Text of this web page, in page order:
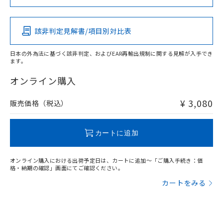
Pb Hg Cd Cr(VI)
O
在庫等で未対応品が混在する可能性があります。
問い合わせください。
該非判定見解書/項目別対比表
日本の外為法に基づく該非判定、およびEAR再輸出規制に関する見解が入手でき
ます。
オンライン購入
販売価格（税込） ¥ 3,080
カートに追加
オンライン購入における出荷予定日は、カートに追加～「ご購入手続き：価
格・納期の確認」画面にてご確認ください。
カートをみる